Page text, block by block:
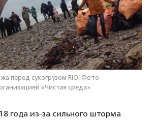
перед сухогрузом RIO. Фото
«Чистая среда»
года из-за сильного шторма